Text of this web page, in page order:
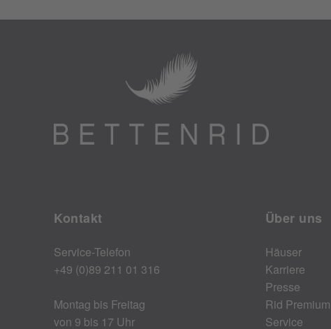
Kontakt
Service-Telefon
+49 (0)89 211 01 316
Montag bis Freitag
von 9 bis 17 Uhr
Über uns
Häuser
Karriere
Presse
Rid Premium
Service